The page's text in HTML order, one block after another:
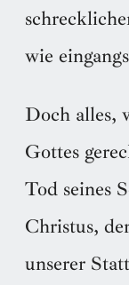
wie
Doch alles,
Gottes
Tod seines
Christus,
unserer